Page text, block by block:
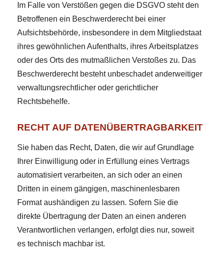
Im Falle von Verstößen gegen die DSGVO steht den
Betroffenen ein Beschwerderecht bei einer
Aufsichtsbehörde, insbesondere in dem Mitgliedstaat
ihres gewöhnlichen Aufenthalts, ihres Arbeitsplatzes
oder des Orts des mutmaßlichen Verstoßes zu. Das
Beschwerderecht besteht unbeschadet anderweitiger
verwaltungsrechtlicher oder gerichtlicher
Rechtsbehelfe.
RECHT AUF DATEN­ÜBERTRAG­BARKEIT
Sie haben das Recht, Daten, die wir auf Grundlage
Ihrer Einwilligung oder in Erfüllung eines Vertrags
automatisiert verarbeiten, an sich oder an einen
Dritten in einem gängigen, maschinenlesbaren
Format aushändigen zu lassen. Sofern Sie die
direkte Übertragung der Daten an einen anderen
Verantwortlichen verlangen, erfolgt dies nur, soweit
es technisch machbar ist.